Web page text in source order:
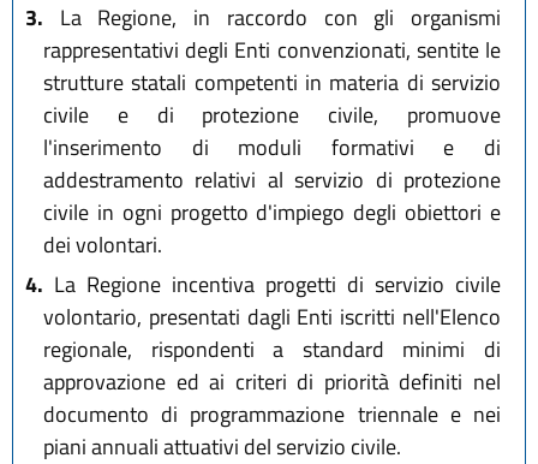
3. La Regione, in raccordo con gli organismi
rappresentativi degli Enti convenzionati, sentite le
strutture statali competenti in materia di servizio
civile e di protezione civile, promuove
l'inserimento di moduli formativi e di
addestramento relativi al servizio di protezione
civile in ogni progetto d'impiego degli obiettori e
dei volontari.
4. La Regione incentiva progetti di servizio civile
volontario, presentati dagli Enti iscritti nell'Elenco
regionale, rispondenti a standard minimi di
approvazione ed ai criteri di priorità definiti nel
documento di programmazione triennale e nei
piani annuali attuativi del servizio civile.